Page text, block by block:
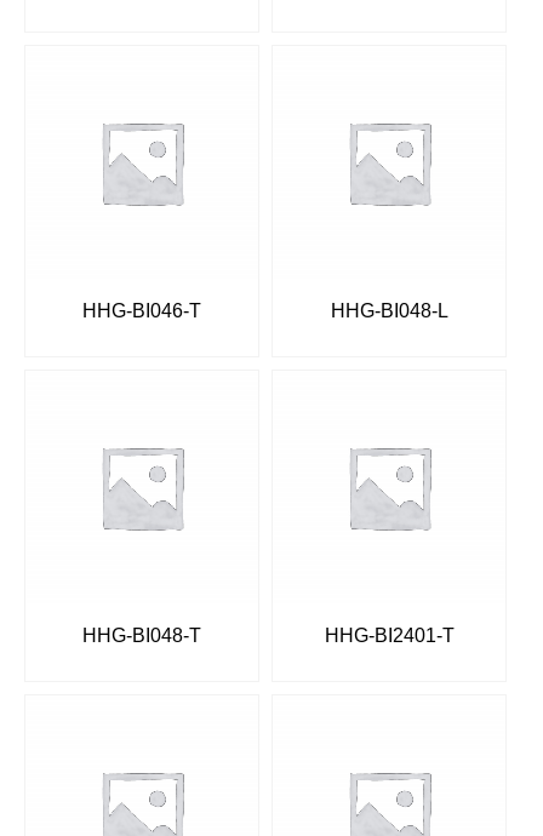
HHG-BI046-T HHG-BI048-L
HHG-BI048-T HHG-BI2401-T